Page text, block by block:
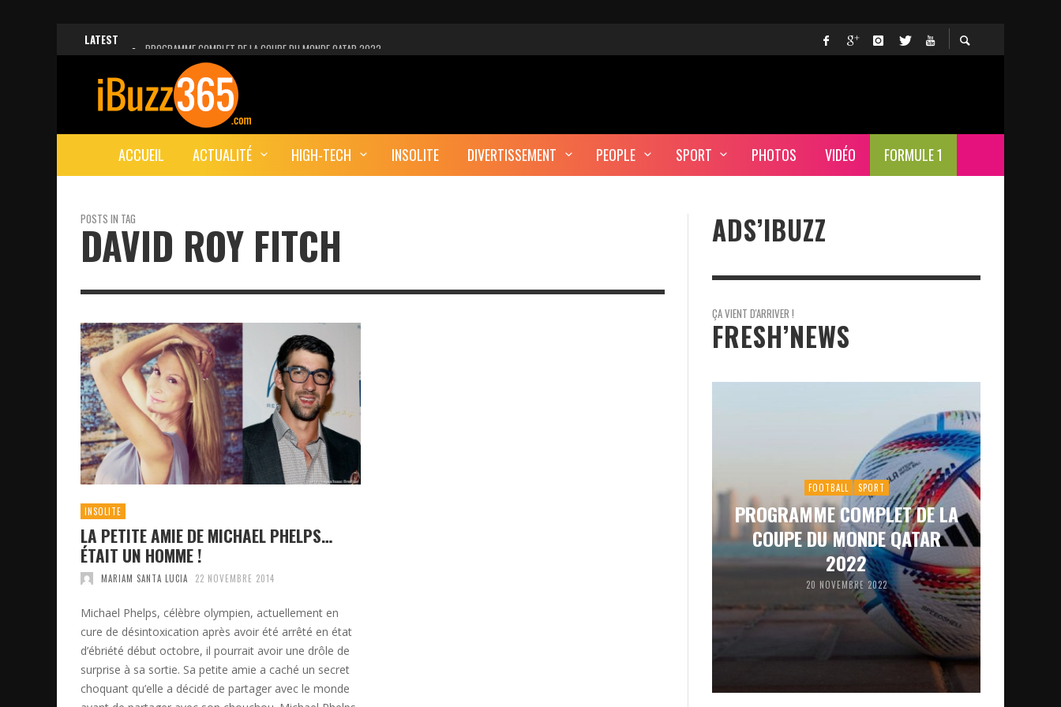
LATEST
PROGRAMME COMPLET DE LA COUPE DU MONDE QATAR 2022
FACEBOOK, INSTAGRAM ET WHATSAPP HORS SERVICE! EST-CE UNE CYBER-ATTAQUE?
UNE VIDÉO 4K MONTRE LA PLANÈTE MARS EN ULTRA-HAUTE DÉFINITION
LANCEMENT DU PREMIER VOL HABITÉ DE SPACEX
DÉCÈS DE L’EX-PRÉSIDENT ZINE EL ABIDINE BEN ALI, SERA-T-IL ENTERRÉ EN TUNISIE?
ACCUEIL ACTUALITÉ HIGH-TECH INSOLITE DIVERTISSEMENT PEOPLE SPORT PHOTOS VIDÉO FORMULE 1
POSTS IN TAG
DAVID ROY FITCH
INSOLITE
LA PETITE AMIE DE MICHAEL PHELPS…
ÉTAIT UN HOMME !
MARIAM SANTA LUCIA 22 NOVEMBRE 2014
Michael Phelps, célèbre olympien, actuellement en
cure de désintoxication après avoir été arrêté en état
d’ébriété début octobre, il pourrait avoir une drôle de
surprise à sa sortie. Sa petite amie a caché un secret
choquant qu’elle a décidé de partager avec le monde
ADS’IBUZZ
ÇA VIENT D'ARRIVER !
FRESH’NEWS
FOOTBALL SPORT
PROGRAMME COMPLET DE LA
COUPE DU MONDE QATAR
2022
20 NOVEMBRE 2022